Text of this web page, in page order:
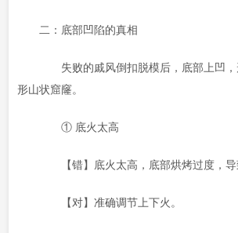
二：底部凹陷的真相
失败的戚风倒扣脱模后，底部上凹，
形山状窟窿。
① 底火太高
【错】底火太高，底部烘烤过度，导
【对】准确调节上下火。